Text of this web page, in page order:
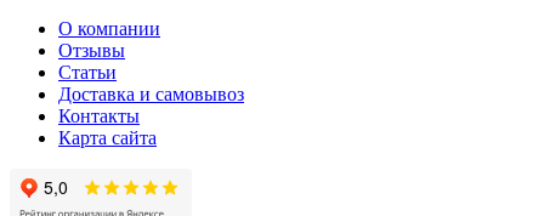
О компании
Отзывы
Статьи
Доставка и самовывоз
Контакты
Карта сайта